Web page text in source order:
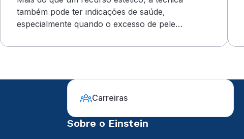
também pode ter indicações de saúde,
especialmente quando o excesso de pele
Carreiras
Sobre o Einstein